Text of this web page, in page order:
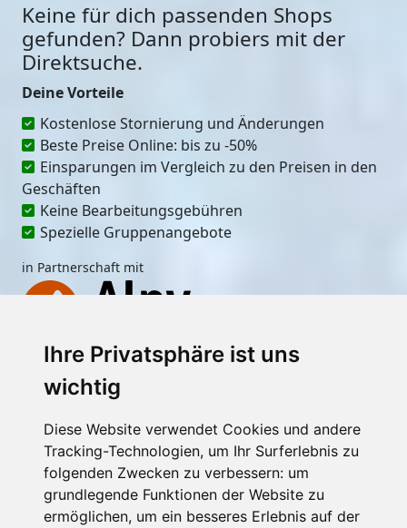
Ihre Privatsphäre ist uns
wichtig
Diese Website verwendet Cookies und andere
Tracking-Technologien, um Ihr Surferlebnis zu
folgenden Zwecken zu verbessern: um
grundlegende Funktionen der Website zu
ermöglichen, um ein besseres Erlebnis auf der
Keine für dich passenden Shops
gefunden? Dann probiers mit der
Direktsuche.
Ort
Erster Miettag
Letzter Miettag
Deine Vorteile
Kostenlose Stornierung und Änderungen
Beste Preise Online: bis zu -50%
Einsparungen im Vergleich zu den Preisen in den
Geschäften
Keine Bearbeitungsgebühren
Spezielle Gruppenangebote
in Partnerschaft mit